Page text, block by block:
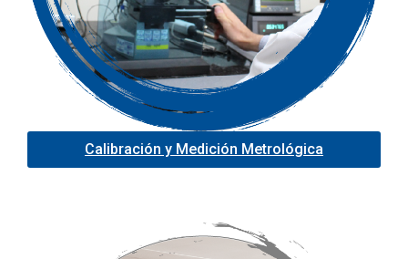
Calibración y Medición Metrológica